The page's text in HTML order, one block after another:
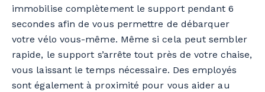
immobilise complètement le support pendant 6
secondes afin de vous permettre de débarquer
votre vélo vous-même. Même si cela peut sembler
rapide, le support s’arrête tout près de votre chaise,
vous laissant le temps nécessaire. Des employés
sont également à proximité pour vous aider au